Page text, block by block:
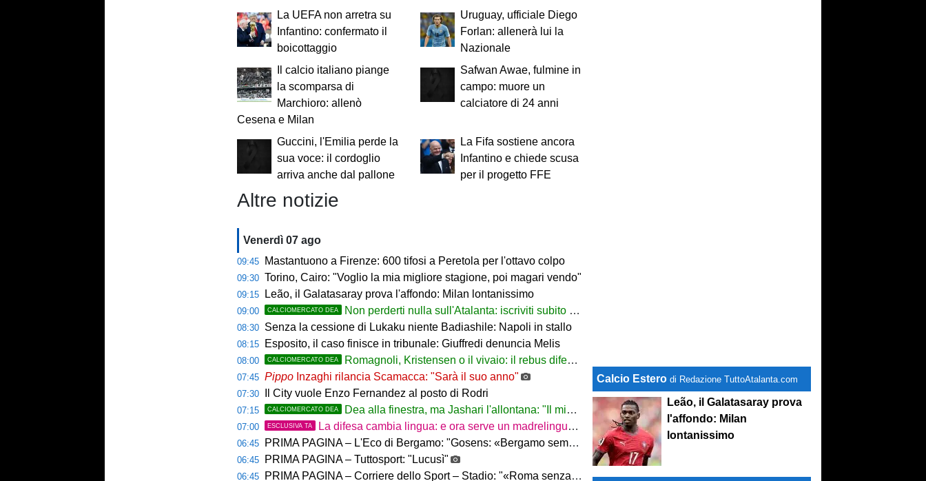
La UEFA non arretra su
Infantino: confermato il
boicottaggio
Uruguay, ufficiale Diego
Forlan: allenerà lui la
Nazionale
Il calcio italiano piange
la scomparsa di
Marchioro: allenò
Cesena e Milan
Safwan Awae, fulmine in
campo: muore un
calciatore di 24 anni
Guccini, l'Emilia perde la
sua voce: il cordoglio
arriva anche dal pallone
La Fifa sostiene ancora
Infantino e chiede scusa
per il progetto FFE
Altre notizie
Venerdì 07 ago
09:45 Mastantuono a Firenze: 600 tifosi a Peretola per l'ottavo colpo
09:30 Torino, Cairo: "Voglio la mia migliore stagione, poi magari vendo"
09:15 Leão, il Galatasaray prova l'affondo: Milan lontanissimo
09:00 CALCIOMERCATO DEA Non perderti nulla sull'Atalanta: iscriviti subito al nostro canale WhatsApp!
08:30 Senza la cessione di Lukaku niente Badiashile: Napoli in stallo
08:15 Esposito, il caso finisce in tribunale: Giuffredi denuncia Melis
08:00 CALCIOMERCATO DEA Romagnoli, Kristensen o il vivaio: il rebus difesa dell'Atalanta
07:45 Pippo Inzaghi rilancia Scamacca: "Sarà il suo anno"
07:30 Il City vuole Enzo Fernandez al posto di Rodri
07:15 CALCIOMERCATO DEA Dea alla finestra, ma Jashari l'allontana: "Il mio cuore è sempre stato rossonero"
07:00 ESCLUSIVA TA La difesa cambia lingua: e ora serve un madrelingua della zona
06:45 PRIMA PAGINA – L'Eco di Bergamo: "Gosens: «Bergamo sempre casa mia. Incuriosito da Sarri»"
06:45 PRIMA PAGINA – Tuttosport: "Lucusì"
06:45 PRIMA PAGINA – Corriere dello Sport – Stadio: "«Roma senza limiti»"
Calcio Estero di Redazione TuttoAtalanta.com
Leão, il Galatasaray prova
l'affondo: Milan
lontanissimo